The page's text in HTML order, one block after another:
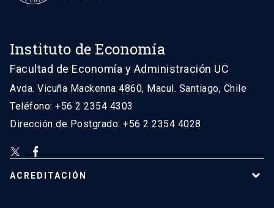
Instituto de Economía
Facultad de Economía y Administración UC
Avda. Vicuña Mackenna 4860, Macul. Santiago, Chile
Teléfono: +56 2 2354 4303
Dirección de Postgrado: +56 2 2354 4028
ACREDITACIÓN